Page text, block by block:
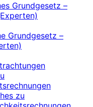
Grundgesetz –
Grundgesetz –
zu